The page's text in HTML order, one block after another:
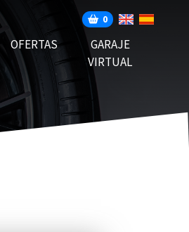
0
OFERTAS
GARAJE
VIRTUAL